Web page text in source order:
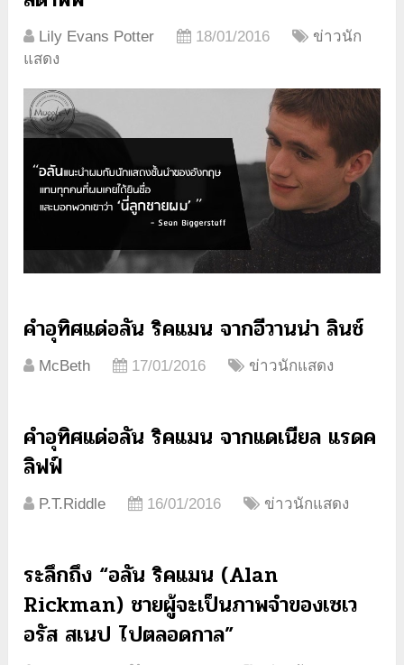
Lily Evans Potter 18/01/2016
ข่าวนัก
แสดง
คำอุทิศแด่อลัน ริคแมน จากอีวานน่า ลินช์
McBeth 17/01/2016 ข่าวนักแสดง
คำอุทิศแด่อลัน ริคแมน จากแดเนียล แรดค
ลิฟฟ์
P.T.Riddle 16/01/2016 ข่าวนักแสดง
ระลึกถึง “อลัน ริคแมน (Alan
Rickman) ชายผู้จะเป็นภาพจำของเซเว
อรัส สเนป ไปตลอดกาล”